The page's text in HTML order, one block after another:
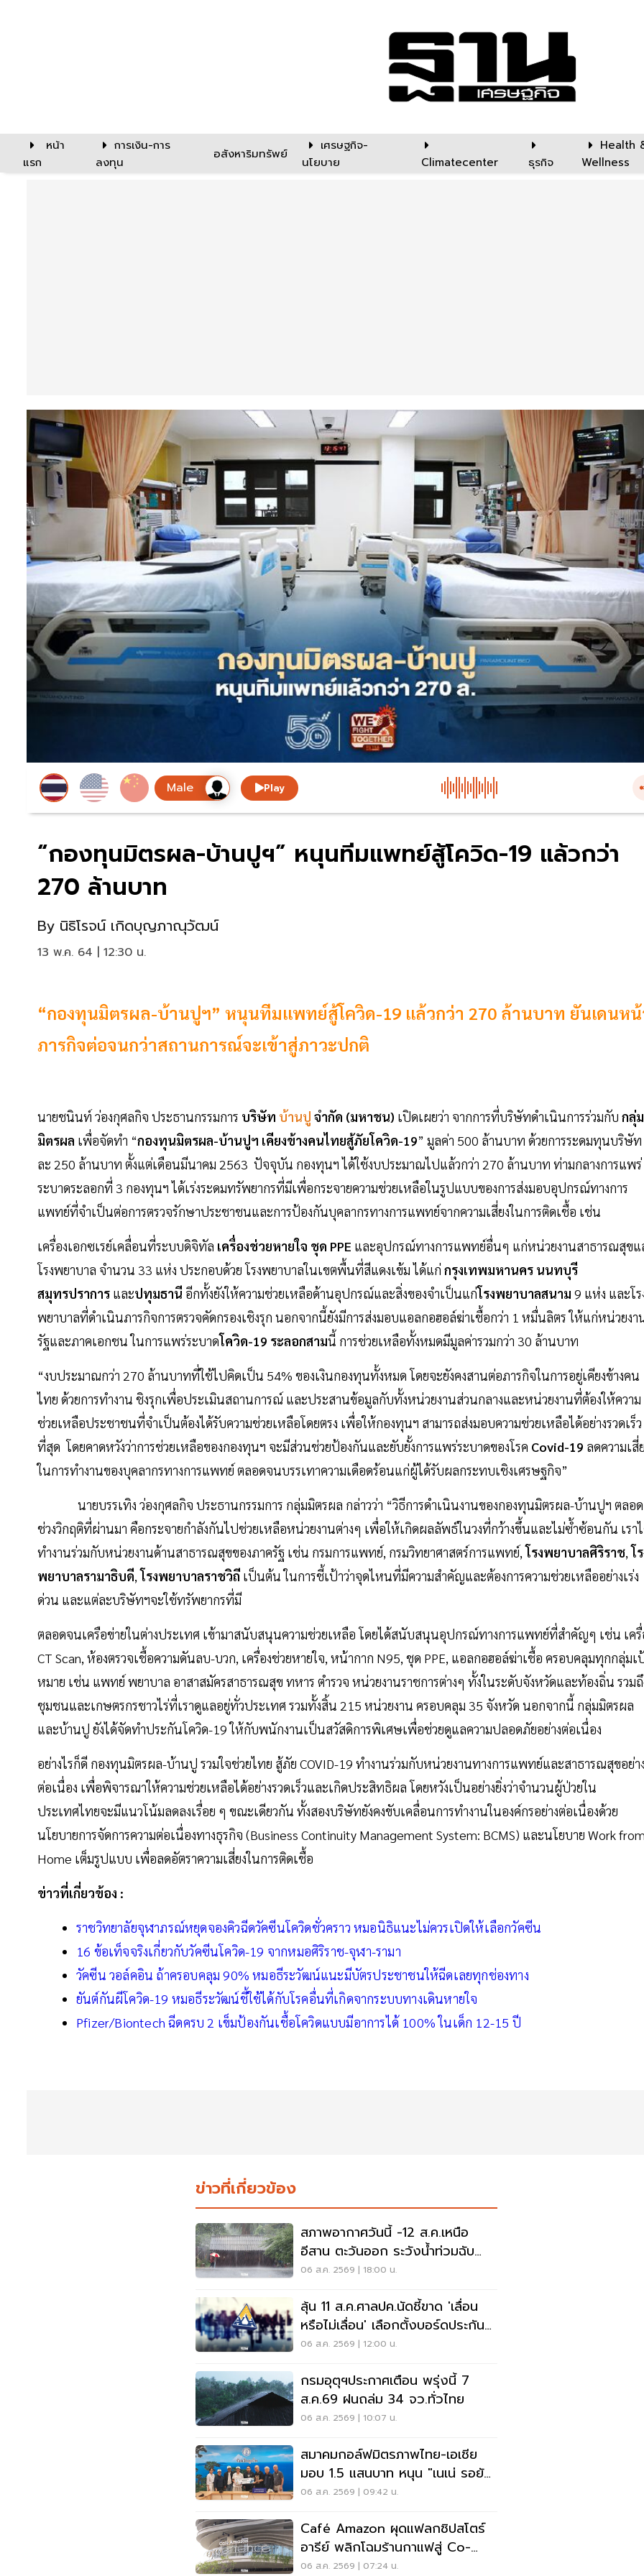
หน้า
แรก
การเงิน-การ
ลงทุน
อสังหาริมทรัพย์
เศรษฐกิจ-
นโยบาย
Climatecenter ธุรกิจ
Health
Wellness
Play
“กองทุนมิตรผล-บ้านปูฯ” หนุนทีมแพทย์สู้โควิด-19 แล้วกว่า
270 ล้านบาท
By นิธิโรจน์ เกิดบุญภาณุวัฒน์
13 พ.ค. 64 | 12:30 น.
“กองทุนมิตรผล-บ้านปูฯ” หนุนทีมแพทย์สู้โควิด-19 แล้วกว่า 270 ล้านบาท ยันเดนห
ภารกิจต่อจนกว่าสถานการณ์จะเข้าสู่ภาวะปกติ
นายชนินท์ ว่องกุศลกิจ ประธานกรรมการ บริษัท บ้านปู จำกัด (มหาชน) เปิดเผยว่า จากการที่บริษัทดำเนินการร่วมกับ กลุ่ม
มิตรผล เพื่อจัดทำ “กองทุนมิตรผล-บ้านปูฯ เคียงข้างคนไทยสู้ภัยโควิด-19” มูลค่า 500 ล้านบาท ด้วยการระดมทุนบริษัท
ละ 250 ล้านบาท ตั้งแต่เดือนมีนาคม 2563 ปัจจุบัน กองทุนฯ ได้ใช้งบประมาณไปแล้วกว่า 270 ล้านบาท ท่ามกลางการแพร่
ระบาดระลอกที่ 3 กองทุนฯ ได้เร่งระดมทรัพยากรที่มีเพื่อกระจายความช่วยเหลือในรูปแบบของการส่งมอบอุปกรณ์ทางการ
แพทย์ที่จำเป็นต่อการตรวจรักษาประชาชนและการป้องกันบุคลากรทางการแพทย์จากความเสี่ยงในการติดเชื้อ เช่น
เครื่องเอกซเรย์เคลื่อนที่ระบบดิจิทัล เครื่องช่วยหายใจ ชุด PPE และอุปกรณ์ทางการแพทย์อื่นๆ แก่หน่วยงานสาธารณสุขแ
โรงพยาบาล จำนวน 33 แห่ง ประกอบด้วย โรงพยาบาลในเขตพื้นที่สีแดงเข้ม ได้แก่ กรุงเทพมหานคร นนทบุรี
สมุทรปราการ และปทุมธานี อีกทั้งยังให้ความช่วยเหลือด้านอุปกรณ์และสิ่งของจำเป็นแก่โรงพยาบาลสนาม 9 แห่ง และโร
พยาบาลที่ดำเนินภารกิจการตรวจคัดกรองเชิงรุก นอกจากนี้ยังมีการส่งมอบแอลกอฮอล์ฆ่าเชื้อกว่า 1 หมื่นลิตร ให้แก่หน่วยงา
รัฐและภาคเอกชน ในการแพร่ระบาดโควิด-19 ระลอกสามนี้ การช่วยเหลือทั้งหมดมีมูลค่ารวมกว่า 30 ล้านบาท
“งบประมาณกว่า 270 ล้านบาทที่ใช้ไปคิดเป็น 54% ของเงินกองทุนทั้งหมด โดยจะยังคงสานต่อภารกิจในการอยู่เคียงข้างคน
ไทย ด้วยการทำงาน ชิงรุกเพื่อประเมินสถานการณ์ และประสานข้อมูลกับทั้งหน่วยงานส่วนกลางและหน่วยงานที่ต้องให้ความ
ช่วยเหลือประชาชนที่จำเป็นต้องได้รับความช่วยเหลือโดยตรง เพื่อให้กองทุนฯ สามารถส่งมอบความช่วยเหลือได้อย่างรวดเร็ว
ที่สุด โดยคาดหวังว่าการช่วยเหลือของกองทุนฯ จะมีส่วนช่วยป้องกันและยับยั้งการแพร่ระบาดของโรค Covid-19 ลดความเสี่
ในการทำงานของบุคลากรทางการแพทย์ ตลอดจนบรรเทาความเดือดร้อนแก่ผู้ได้รับผลกระทบเชิงเศรษฐกิจ”
นายบรรเทิง ว่องกุศลกิจ ประธานกรรมการ กลุ่มมิตรผล กล่าวว่า “วิธีการดำเนินงานของกองทุนมิตรผล-บ้านปูฯ ตลอด
ช่วงวิกฤติที่ผ่านมา คือกระจายกำลังกันไปช่วยเหลือหน่วยงานต่างๆ เพื่อให้เกิดผลลัพธ์ในวงที่กว้างขึ้นและไม่ซ้ำซ้อนกัน เรา
ทำงานร่วมกับหน่วยงานด้านสาธารณสุขของภาครัฐ เช่น กรมการแพทย์, กรมวิทยาศาสตร์การแพทย์,โรงพยาบาลศิริราช,โ
พยาบาลรามาธิบดี,โรงพยาบาลราชวิถี เป็นต้น ในการชี้เป้าว่าจุดไหนที่มีความสำคัญและต้องการความช่วยเหลืออย่างเร่ง
ด่วน และแต่ละบริษัทฯจะใช้ทรัพยากรที่มี
ตลอดจนเครือข่ายในต่างประเทศ เข้ามาสนับสนุนความช่วยเหลือ โดยได้สนับสนุนอุปกรณ์ทางการแพทย์ที่สำคัญๆ เช่น เครื่
CT Scan, ห้องตรวจเชื้อความดันลบ-บวก, เครื่องช่วยหายใจ, หน้ากาก N95, ชุด PPE, แอลกอฮอล์ฆ่าเชื้อ ครอบคลุมทุกกลุ่มเ
หมาย เช่น แพทย์ พยาบาล อาสาสมัครสาธารณสุข ทหาร ตำรวจ หน่วยงานราชการต่างๆ ทั้งในระดับจังหวัดและท้องถิ่น รวม
ชุมชนและเกษตรกรชาวไร่ที่เราดูแลอยู่ทั่วประเทศ รวมทั้งสิ้น 215 หน่วยงาน ครอบคลุม 35 จังหวัด นอกจากนี้ กลุ่มมิตรผล
และบ้านปู ยังได้จัดทำประกันโควิด-19 ให้กับพนักงานเป็นสวัสดิการพิเศษเพื่อช่วยดูแลความปลอดภัยอย่างต่อเนื่อง
อย่างไรก็ดี กองทุนมิตรผล-บ้านปู รวมใจช่วยไทย สู้ภัย COVID-19 ทำงานร่วมกับหน่วยงานทางการแพทย์และสาธารณสุขอย่า
ต่อเนื่อง เพื่อพิจารณาให้ความช่วยเหลือได้อย่างรวดเร็วและเกิดประสิทธิผล โดยหวังเป็นอย่างยิ่งว่าจำนวนผู้ป่วยใน
ประเทศไทยจะมีแนวโน้มลดลงเรื่อย ๆ ขณะเดียวกัน ทั้งสองบริษัทยังคงขับเคลื่อนการทำงานในองค์กรอย่างต่อเนื่องด้วย
นโยบายการจัดการความต่อเนื่องทางธุรกิจ (Business Continuity Management System: BCMS) และนโยบาย Work
Home เต็มรูปแบบ เพื่อลดอัตราความเสี่ยงในการติดเชื้อ
ข่าวที่เกี่ยวข้อง :
ราชวิทยาลัยจุฬาภรณ์หยุดจองคิวฉีดวัคซีนโควิดชั่วคราว หมอนิธิแนะไม่ควรเปิดให้เลือกวัคซีน
16 ข้อเท็จจริงเกี่ยวกับวัคซีนโควิด-19 จากหมอศิริราช-จุฬา-รามา
วัคซีน วอล์คอิน ถ้าครอบคลุม 90% หมอธีระวัฒน์แนะมีบัตรประชาชนให้ฉีดเลยทุกช่องทาง
ยันต์กันผีโควิด-19 หมอธีระวัฒน์ชี้ใช้ได้กับโรคอื่นที่เกิดจากระบบทางเดินหายใจ
Pfizer/Biontech ฉีดครบ 2 เข็มป้องกันเชื้อโควิดแบบมีอาการได้ 100% ในเด็ก 12-15 ปี
ข่าวที่เกี่ยวข้อง
สภาพอากาศวันนี้ -12 ส.ค.เหนือ
อีสาน ตะวันออก ระวังน้ำท่วมฉับ
พลัน น้ำป่าไหลหลาก
06 ส.ค. 2569 | 18:00 น.
ลุ้น 11 ส.ค.ศาลปค.นัดชี้ขาด 'เลื่อน
หรือไม่เลื่อน' เลือกตั้งบอร์ดประกัน
สังคม
06 ส.ค. 2569 | 12:00 น.
กรมอุตุฯประกาศเตือน พรุ่งนี้ 7
ส.ค.69 ฝนถล่ม 34 จว.ทั่วไทย
06 ส.ค. 2569 | 10:07 น.
สมาคมกอล์ฟมิตรภาพไทย-เอเชีย
มอบ 1.5 แสนบาท หนุน "เนเน่ รอยัล"
ลุยเวทีที่สหรัฐ
06 ส.ค. 2569 | 09:42 น.
Café Amazon ผุดแฟลกชิปสโตร์
อารีย์ พลิกโฉมร้านกาแฟสู่ Co-
Working Space ครบวงจร
06 ส.ค. 2569 | 07:24 น.